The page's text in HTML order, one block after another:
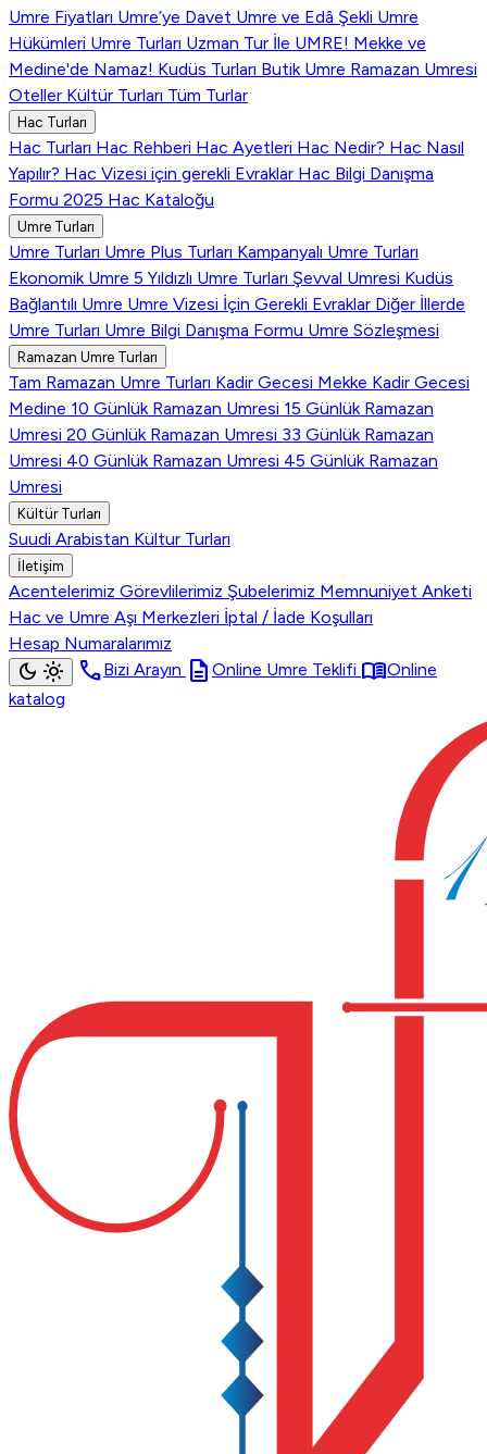
Umre Fiyatları Umre’ye Davet Umre ve Edâ Şekli Umre
Hükümleri Umre Turları Uzman Tur İle UMRE! Mekke ve
Medine'de Namaz! Kudüs Turları Butik Umre Ramazan Umresi
Oteller Kültür Turları Tüm Turlar
Hac Turları
Hac Turları Hac Rehberi Hac Ayetleri Hac Nedir? Hac Nasıl
Yapılır? Hac Vizesi için gerekli Evraklar Hac Bilgi Danışma
Formu 2025 Hac Kataloğu
Umre Turları
Umre Turları Umre Plus Turları Kampanyalı Umre Turları
Ekonomik Umre 5 Yıldızlı Umre Turları Şevval Umresi Kudüs
Bağlantılı Umre Umre Vizesi İçin Gerekli Evraklar Diğer İllerde
Umre Turları Umre Bilgi Danışma Formu Umre Sözleşmesi
Ramazan Umre Turları
Tam Ramazan Umre Turları Kadir Gecesi Mekke Kadir Gecesi
Medine 10 Günlük Ramazan Umresi 15 Günlük Ramazan
Umresi 20 Günlük Ramazan Umresi 33 Günlük Ramazan
Umresi 40 Günlük Ramazan Umresi 45 Günlük Ramazan
Umresi
Kültür Turları
Suudi Arabistan Kültur Turları
İletişim
Acentelerimiz Görevlilerimiz Şubelerimiz Memnuniyet Anketi
Hac ve Umre Aşı Merkezleri İptal / İade Koşulları
Hesap Numaralarımız
dark_mode light_mode callBizi Arayın description Online Umre Teklifi menu_bookOnline
katalog